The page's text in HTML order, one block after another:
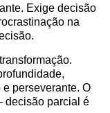
Exige decisão
na
perseverante. O
decisão parcial é